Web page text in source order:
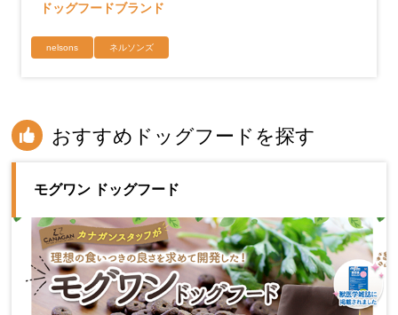
ドッグフードブランド
nelsons ネルソンズ
おすすめドッグフードを探す
モグワン ドッグフード